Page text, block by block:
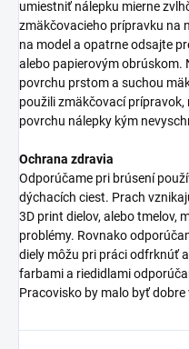
umiestniť nálepku mierne
zmäkčovacieho prípravku na
na model a opatrne odsajte
alebo papierovým obrúskom.
povrchu prstom a suchou
použili zmäkčovací
povrchu nálepky kým
Ochrana zdravia
Odporúčame pri brúsení
dýchacích ciest. Prach
3D print dielov, alebo tmelov,
problémy. Rovnako
diely môžu pri práci odfrknúť
farbami a riedidlami
Pracovisko by malo byť dobre